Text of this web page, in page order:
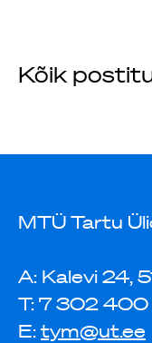
Kõik
MTÜ Tartu
A: Kalevi 24,
T: 7 302 400
E: tym@ut.ee